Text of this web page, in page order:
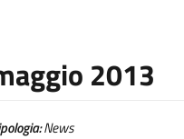
2013
News